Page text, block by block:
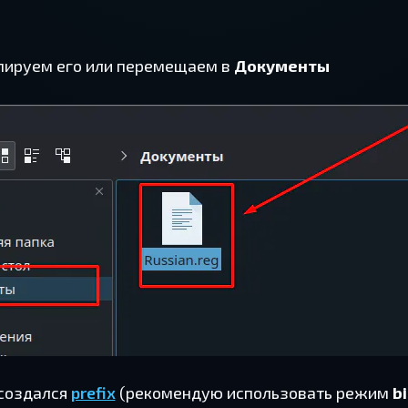
его или пе­ре­ме­ща­ем в До­ку­мен­ты
prefix(ре­ко­мен­дую ис­поль­зо­вать режим